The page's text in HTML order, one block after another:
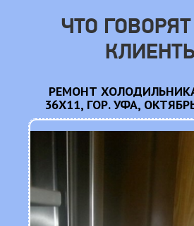
ЧТО
РЕМОНТ ХОЛОДИЛЬНИКА
36X11, ГОР. УФА,